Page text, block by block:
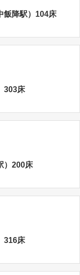
飯降駅）104床
303床
）200床
316床